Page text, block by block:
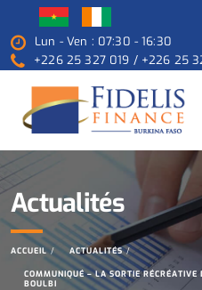
Lun - Ven : 07:30 - 16:30
+226 25 327 019 / +226 25
Actualités
ACCUEIL ACTUALITÉS
COMMUNIQUÉ – LA SORTIE
BOULBI